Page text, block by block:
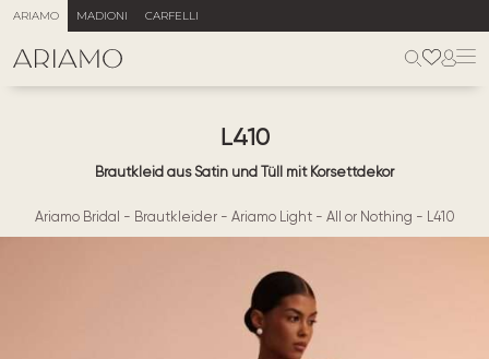
ARIAMO MADIONI CARFELLI
L410
Brautkleid aus Satin und Tüll mit Korsettdekor
Ariamo Bridal - Brautkleider- Ariamo Light- All or Nothing - L410